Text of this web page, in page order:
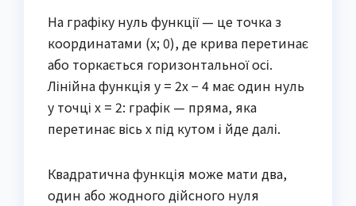
На графіку нуль функції — це точка з
координатами (x; 0), де крива перетинає
або торкається горизонтальної осі.
Лінійна функція y = 2x − 4 має один нуль
у точці x = 2: графік — пряма, яка
перетинає вісь x під кутом і йде далі.
Квадратична функція може мати два,
один або жодного дійсного нуля